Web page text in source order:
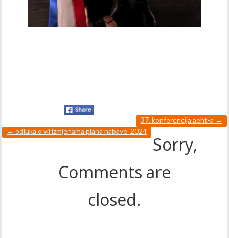
37. konferencija aeht-a →
← odluka o vii izmjenama plana nabave_2024
Sorry,
Comments are
closed.